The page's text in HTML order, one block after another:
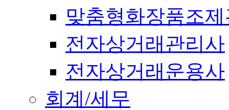
맞춤형화장품조
전자상거래관리사
전자상거래운용사
회계/세무